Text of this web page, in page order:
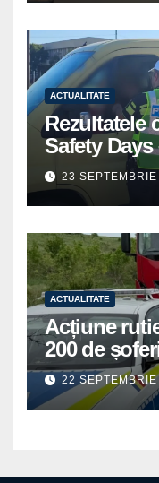
ACTUALITATE
Rezultatele
Safety
trafic
23
ACTUALITATE
Acțiune
200 de
polițiștii din
22